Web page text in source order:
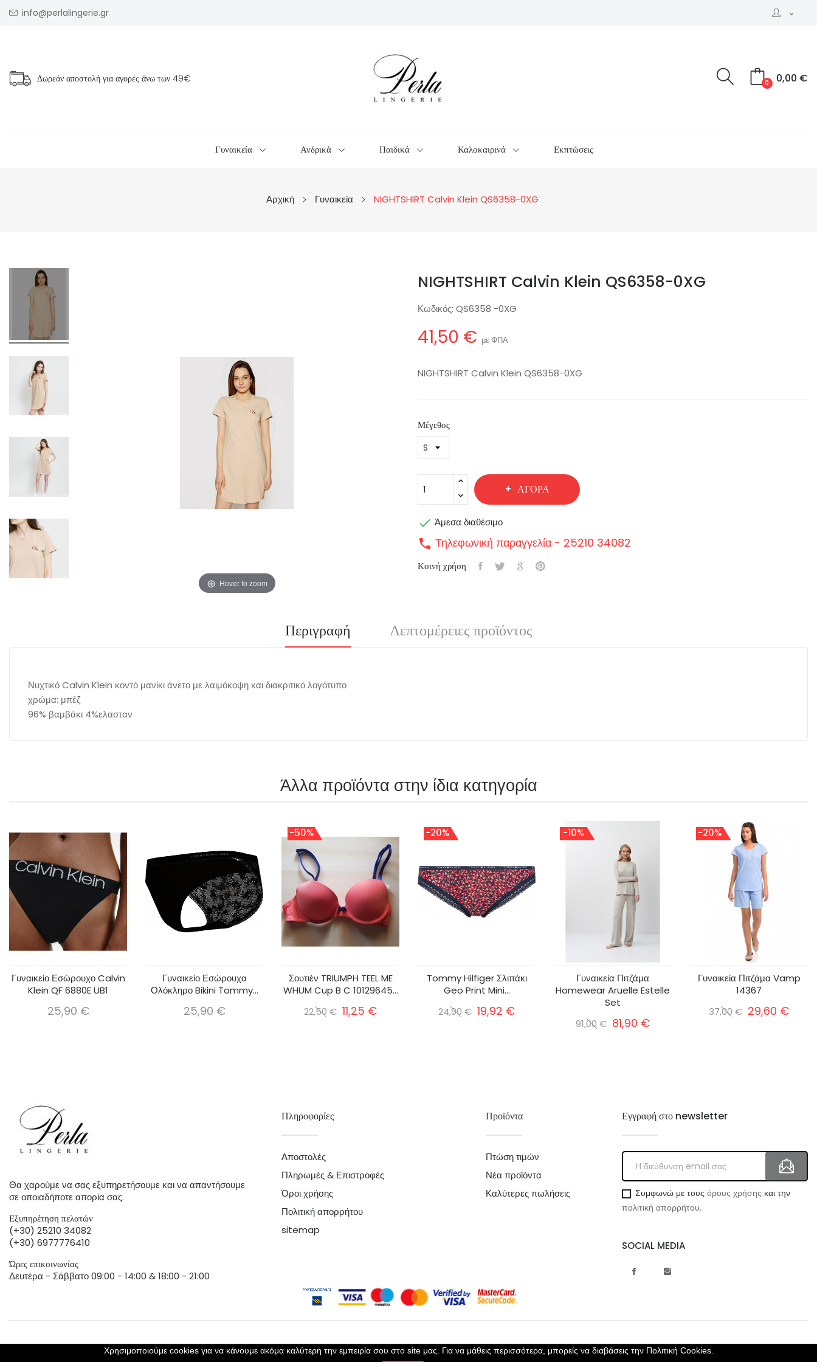
expand_more
info@perlalingerie.gr
Δωρεάν αποστολή για αγορές άνω των 49€ 0,00 €
0
Γυναικεία Ανδρικά Παιδικά Καλοκαιρινά Εκπτώσεις
Αρχική Γυναικεία NIGHTSHIRT Calvin Klein QS6358-0XG
Hover to zoom
NIGHTSHIRT Calvin Klein QS6358-0XG
Κωδικός: QS6358 -0XG
41,50 € με ΦΠΑ
NIGHTSHIRT Calvin Klein QS6358-0XG
Μέγεθος
ΑΓΟΡΆ
 Άμεσα διαθέσιμο
call Τηλεφωνική παραγγελία - 25210 34082
Κοινή χρήση
Περιγραφή Λεπτομέρειες προϊόντος
Νυχτικό Calvin Klein κοντό μανίκι άνετο με λαιμόκοψη και διακριτικό λογότυπο
χρώμα: μπέζ
96% βαμβάκι 4%ελασταν
Άλλα προϊόντα στην ίδια κατηγορία
Γυναικείο Εσώρουχο Calvin
Klein QF 6880E UB1
25,90 €
Γυναικείο Εσώρουχα
Ολόκληρο Bikini Tommy...
25,90 €
-50%
Σουτιέν TRIUMPH TEEL ME
WHUM Cup B C 10129645...
22,50 € 11,25 €
-20%
Tommy Hilfiger Σλιπάκι
Geo Print Mini...
24,90 € 19,92 €
-10%
Γυναικεία Πιτζάμα
Homewear Aruelle Estelle
Set
91,00 € 81,90 €
-20%
Γυναικεία Πιτζάμα Vamp
14367
37,00 € 29,60 €
Θα χαρούμε να σας εξυπηρετήσουμε και να απαντήσουμε
σε οποιαδήποτε απορία σας.
Εξυπηρέτηση πελατών
(+30) 25210 34082
(+30) 6977776410
Ώρες επικοινωνίας
Δευτέρα - Σάββατο 09:00 - 14:00 & 18:00 - 21:00
Πληροφορίες
Αποστολές
Πληρωμές & Επιστροφές
Όροι χρήσης
Πολιτική απορρήτου
sitemap
Προϊόντα
Πτώση τιμών
Νέα προϊόντα
Καλύτερες πωλήσεις
Εγγραφή στο newsletter
Συμφωνώ με τους όρους χρήσηςκαι την
πολιτική απορρήτου.
SOCIAL MEDIA
Χρησιμοποιούμε cookies για να κάνουμε ακόμα καλύτερη την εμπειρία σου στο site μας. Για να μάθεις περισσότερα, μπορείς να διαβάσεις την Πολιτική Cookies.
Copyright 2023 ©Perla Lingerie- All Rights Reserved